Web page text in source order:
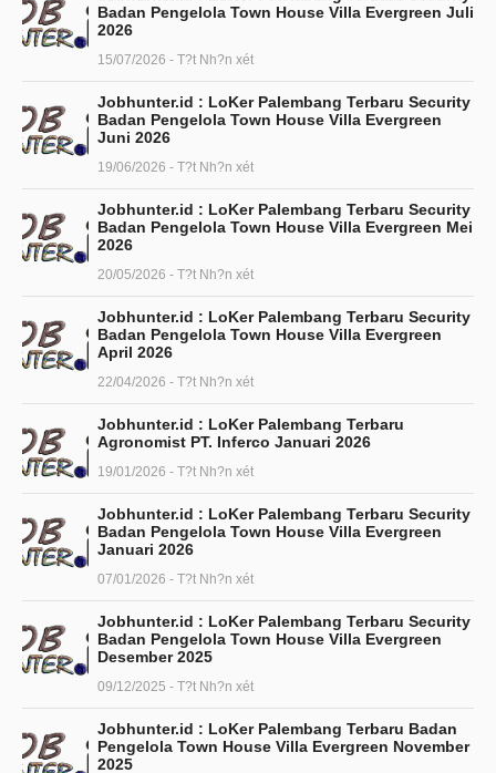
Badan Pengelola Town House Villa Evergreen Juli
2026
15/07/2026 - T?t Nh?n xét
Jobhunter.id : LoKer Palembang Terbaru Security
Badan Pengelola Town House Villa Evergreen
Juni 2026
19/06/2026 - T?t Nh?n xét
Jobhunter.id : LoKer Palembang Terbaru Security
Badan Pengelola Town House Villa Evergreen Mei
2026
20/05/2026 - T?t Nh?n xét
Jobhunter.id : LoKer Palembang Terbaru Security
Badan Pengelola Town House Villa Evergreen
April 2026
22/04/2026 - T?t Nh?n xét
Jobhunter.id : LoKer Palembang Terbaru
Agronomist PT. Inferco Januari 2026
19/01/2026 - T?t Nh?n xét
Jobhunter.id : LoKer Palembang Terbaru Security
Badan Pengelola Town House Villa Evergreen
Januari 2026
07/01/2026 - T?t Nh?n xét
Jobhunter.id : LoKer Palembang Terbaru Security
Badan Pengelola Town House Villa Evergreen
Desember 2025
09/12/2025 - T?t Nh?n xét
Jobhunter.id : LoKer Palembang Terbaru Badan
Pengelola Town House Villa Evergreen November
2025